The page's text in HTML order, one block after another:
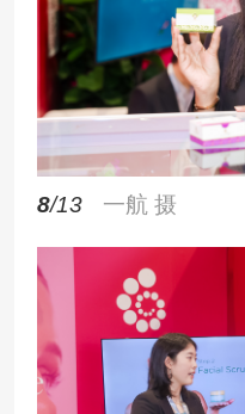
8/13 一航 摄